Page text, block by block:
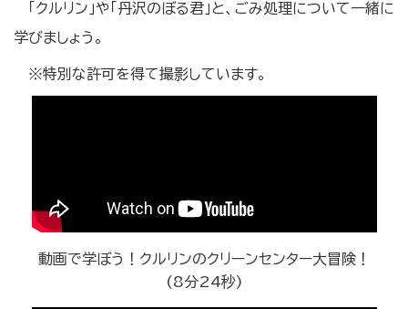
「クルリン」や「丹沢のぼる君」と、ごみ処理について一緒に
学びましょう。
※特別な許可を得て撮影しています。
動画で学ぼう！クルリンのクリーンセンター大冒険！
(8分24秒)